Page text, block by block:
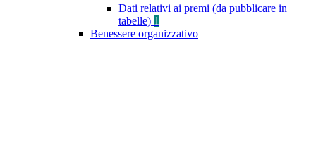
Dati relativi ai premi (da pubblicare in
tabelle) 1
Benessere organizzativo